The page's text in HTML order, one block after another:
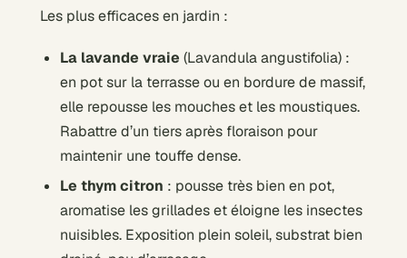
Les plus efficaces en jardin :
La lavande vraie (Lavandula angustifolia) :
en pot sur la terrasse ou en bordure de massif,
elle repousse les mouches et les moustiques.
Rabattre d’un tiers après floraison pour
maintenir une touffe dense.
Le thym citron : pousse très bien en pot,
aromatise les grillades et éloigne les insectes
nuisibles. Exposition plein soleil, substrat bien